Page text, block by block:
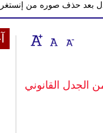
صوره من إنستغرام
الجدل القانوني